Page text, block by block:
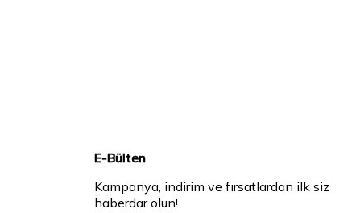
E-Bülten
Kampanya, indirim ve fırsatlardan ilk siz
haberdar olun!